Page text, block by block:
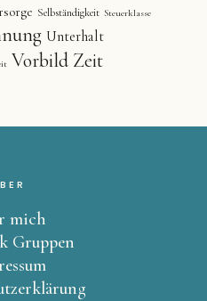
Selbständigkeit Steuerklasse
Unterhalt
Vorbild Zeit
mich
Gruppen